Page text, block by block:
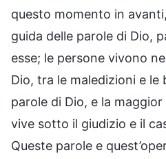
questo momento in
guida delle parole di Dio,
esse; le persone vivono
Dio, tra le maledizioni e le
parole di Dio, e la
vive sotto il giudizio e il
Queste parole e